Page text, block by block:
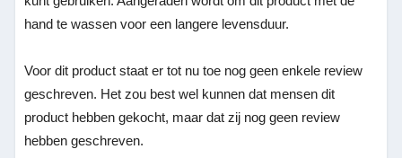
hand te wassen voor een langere levensduur.
Voor dit product staat er tot nu toe nog geen enkele review
geschreven. Het zou best wel kunnen dat mensen dit
product hebben gekocht, maar dat zij nog geen review
hebben geschreven.